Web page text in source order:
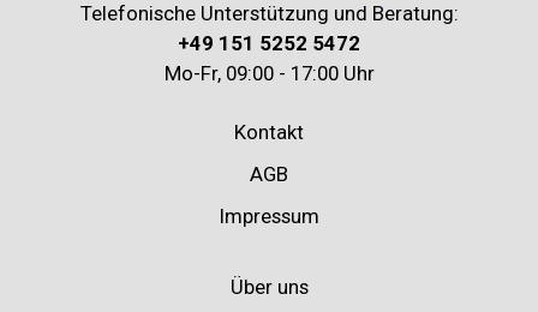
Telefonische Unterstützung und Beratung:
+49 151 5252 5472
Mo-Fr, 09:00 - 17:00 Uhr
Kontakt
AGB
Impressum
Über uns